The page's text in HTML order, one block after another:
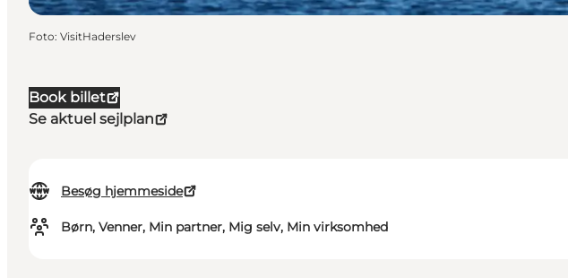
Book billet
Se aktuel sejlplan
Besøg hjemmeside
Børn, Venner, Min partner, Mig selv, Min virksomhed
Foto: VisitHaderslev